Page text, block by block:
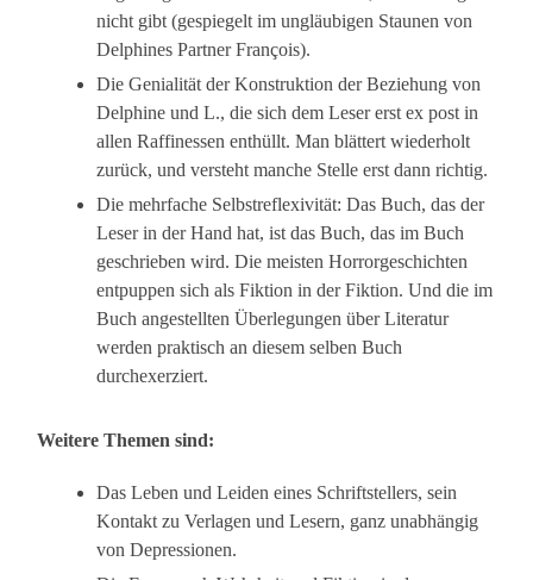
nicht gibt (gespiegelt im ungläubigen Staunen von
Delphines Partner François).
Die Genialität der Konstruktion der Beziehung von
Delphine und L., die sich dem Leser erst ex post in
allen Raffinessen enthüllt. Man blättert wiederholt
zurück, und versteht manche Stelle erst dann richtig.
Die mehrfache Selbstreflexivität: Das Buch, das der
Leser in der Hand hat, ist das Buch, das im Buch
geschrieben wird. Die meisten Horrorgeschichten
entpuppen sich als Fiktion in der Fiktion. Und die im
Buch angestellten Überlegungen über Literatur
werden praktisch an diesem selben Buch
durchexerziert.
Weitere Themen sind:
Das Leben und Leiden eines Schriftstellers, sein
Kontakt zu Verlagen und Lesern, ganz unabhängig
von Depressionen.